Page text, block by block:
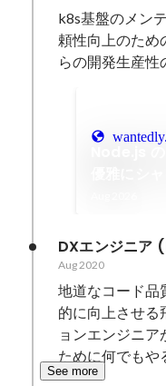
k8s基盤のメン
頼性向上のため
らの開発生産性
DXエンジニ
Aug 2020
地道なコード品
的に向上させる
ョンエンジニ
ために何でもや
See more